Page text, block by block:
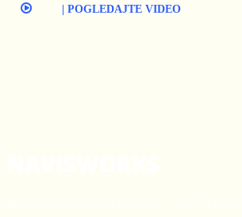
| POGLEDAJTE VIDEO